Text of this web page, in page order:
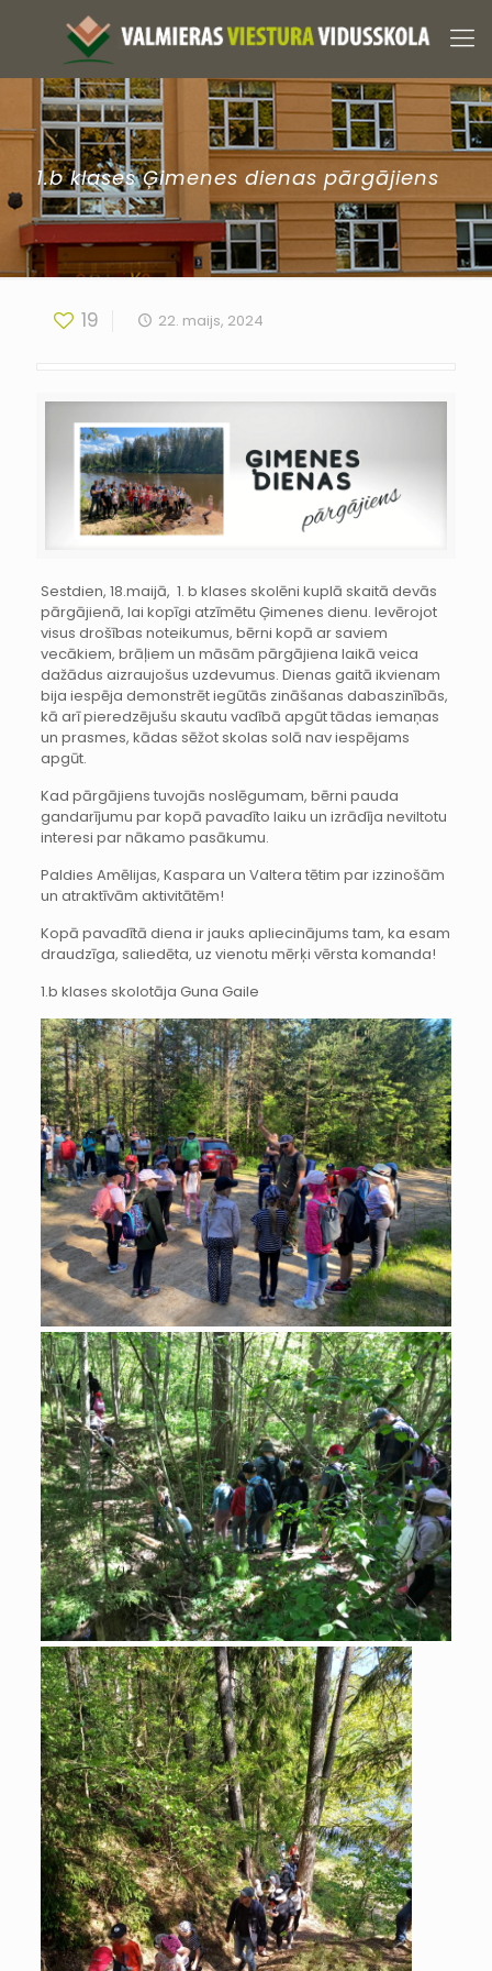
1.b klases Ģimenes dienas pārgājiens
19 22. maijs, 2024
Sestdien, 18.maijā, 1. b klases skolēni kuplā skaitā devās
pārgājienā, lai kopīgi atzīmētu Ģimenes dienu. Ievērojot
visus drošības noteikumus, bērni kopā ar saviem
vecākiem, brāļiem un māsām pārgājiena laikā veica
dažādus aizraujošus uzdevumus. Dienas gaitā ikvienam
bija iespēja demonstrēt iegūtās zināšanas dabaszinībās,
kā arī pieredzējušu skautu vadībā apgūt tādas iemaņas
un prasmes, kādas sēžot skolas solā nav iespējams
apgūt.
Kad pārgājiens tuvojās noslēgumam, bērni pauda
gandarījumu par kopā pavadīto laiku un izrādīja neviltotu
interesi par nākamo pasākumu.
Paldies Amēlijas, Kaspara un Valtera tētim par izzinošām
un atraktīvām aktivitātēm!
Kopā pavadītā diena ir jauks apliecinājums tam, ka esam
draudzīga, saliedēta, uz vienotu mērķi vērsta komanda!
1.b klases skolotāja Guna Gaile